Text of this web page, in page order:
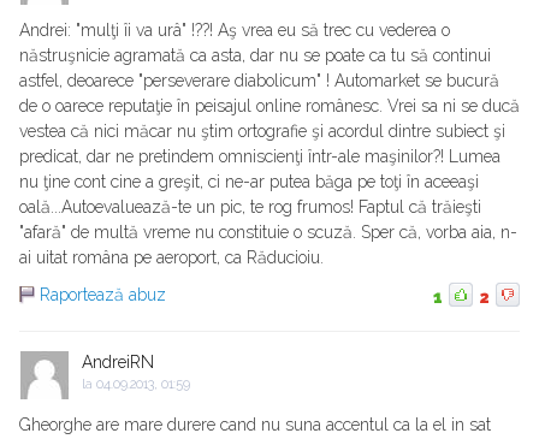
Andrei: "mulţi îi va urâ" !??! Aş vrea eu să trec cu vederea o
năstruşnicie agramată ca asta, dar nu se poate ca tu să continui
astfel, deoarece "perseverare diabolicum" ! Automarket se bucură
de o oarece reputaţie în peisajul online românesc. Vrei sa ni se ducă
vestea că nici măcar nu ştim ortografie şi acordul dintre subiect şi
predicat, dar ne pretindem omniscienţi într-ale maşinilor?! Lumea
nu ţine cont cine a greşit, ci ne-ar putea băga pe toţi în aceeaşi
oală...Autoevaluează-te un pic, te rog frumos! Faptul că trăieşti
"afară" de multă vreme nu constituie o scuză. Sper că, vorba aia, n-
ai uitat româna pe aeroport, ca Răducioiu.
Raportează abuz
1 2
AndreiRN
la 04.09.2013, 01:59
Gheorghe are mare durere cand nu suna accentul ca la el in sat